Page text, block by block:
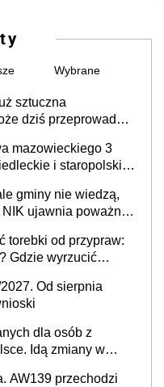
Wybrane
sztuczna
dziś przeprowadzić
mazowieckiego 3
i staropolskie.
gminy nie wiedzą,
ujawnia poważną
torebki od przypraw:
Gdzie wyrzucić
Od sierpnia
dla osób z
Idą zmiany w
AW139 przechodzi